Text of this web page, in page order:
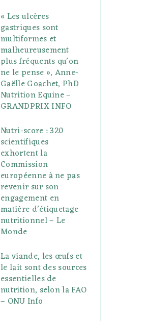
« Les ulcères
gastriques sont
multiformes et
malheureusement
plus fréquents qu’on
ne le pense », Anne-
Gaëlle Goachet, PhD
Nutrition Equine –
GRANDPRIX INFO
Nutri-score : 320
scientifiques
exhortent la
Commission
européenne à ne pas
revenir sur son
engagement en
matière d’étiquetage
nutritionnel – Le
Monde
La viande, les œufs et
le lait sont des sources
essentielles de
nutrition, selon la FAO
– ONU Info